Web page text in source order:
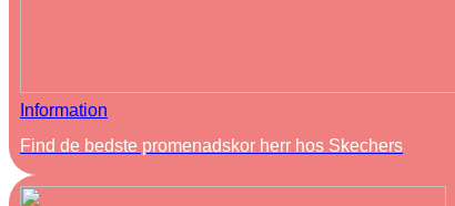
Information
Find de bedste promenadskor herr hos Skechers